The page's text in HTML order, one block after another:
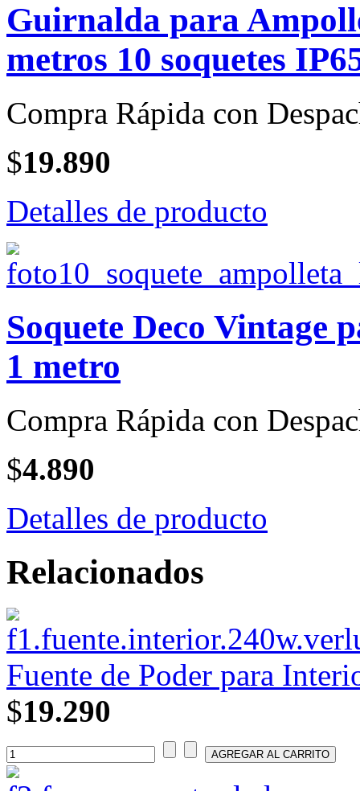
Guirnalda para
metros 10 soquetes
Compra Rápida con
$19.890
Detalles de producto
Soquete Deco Vintage
1 metro
Compra Rápida con
$4.890
Detalles de producto
Relacionados
Fuente de Poder para
$19.290